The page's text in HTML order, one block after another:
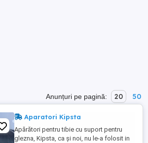
Anunțuri pe pagină: 20 50
Aparatori Kipsta
Apărători pentru tibie cu suport pentru
glezna, Kipsta, ca și noi, nu le-a folosit in